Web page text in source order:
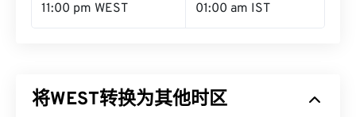
11:00 pm WEST 01:00 am IST
将WEST转换为其他时区